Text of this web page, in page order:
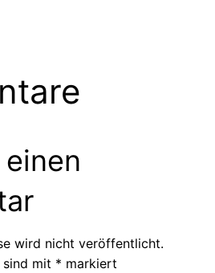
wird nicht veröffentlicht.
mit * markiert